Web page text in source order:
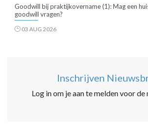
Goodwill bij praktijkovername (1): Mag een
goodwill vragen?
03 AUG 2026
Inschrijven
Log in om je aan te melden voor